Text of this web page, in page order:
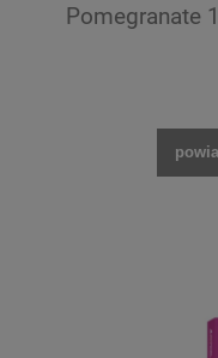
Pomegranate